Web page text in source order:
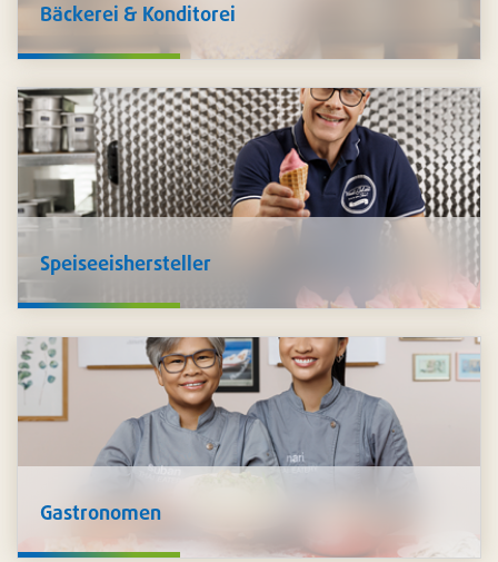
Bäckerei & Konditorei
von Milch- und Käseprodukten . Da Pacovis selbst
Herausforderungen und stehen Ihnen beratend zur Seite
inklusive den passenden Produkten,individuell auf Sie
zugeschnitten.
Speiseeishersteller
umfassendes Sortiment an. Sie finden bei unsBasen,
Servietten, Löffel und vieles mehr , was es für den
perfekten Eisgenuss benötigt.
Gastronomen
wir Sie mit umfangreichen Lösungen fürHygiene und